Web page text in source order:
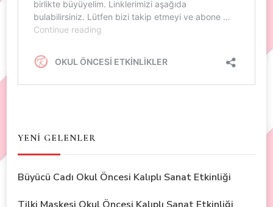
YENİ GELENLER
Büyücü Cadı Okul Öncesi Kalıplı Sanat Etkinliği